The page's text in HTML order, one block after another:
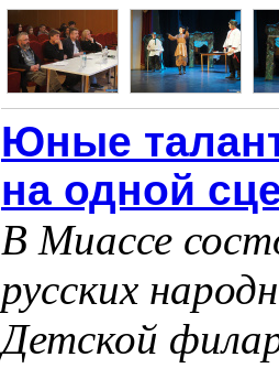
Юные
на одной
В Миассе
русских
Детской